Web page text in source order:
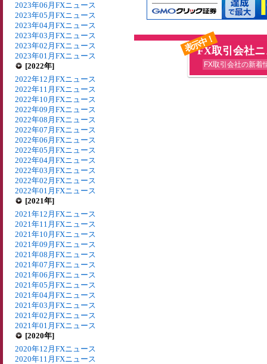
2023年06月FXニュース
2023年05月FXニュース
2023年04月FXニュース
2023年03月FXニュース
2023年02月FXニュース
2023年01月FXニュース
[2022年]
2022年12月FXニュース
2022年11月FXニュース
2022年10月FXニュース
2022年09月FXニュース
2022年08月FXニュース
2022年07月FXニュース
2022年06月FXニュース
2022年05月FXニュース
2022年04月FXニュース
2022年03月FXニュース
2022年02月FXニュース
2022年01月FXニュース
[2021年]
2021年12月FXニュース
2021年11月FXニュース
2021年10月FXニュース
2021年09月FXニュース
2021年08月FXニュース
2021年07月FXニュース
2021年06月FXニュース
2021年05月FXニュース
2021年04月FXニュース
2021年03月FXニュース
2021年02月FXニュース
2021年01月FXニュース
[2020年]
2020年12月FXニュース
2020年11月FXニュース
表示中！
FX取引会社
FX取引会社の新着